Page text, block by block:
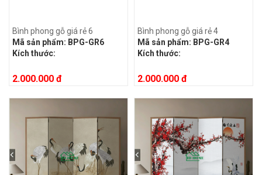
Bình phong gỗ giá rẻ 6
Mã sản phẩm: BPG-GR6
Kích thước:
2.000.000 đ
Bình phong gỗ giá rẻ 4
Mã sản phẩm: BPG-GR4
Kích thước:
2.000.000 đ